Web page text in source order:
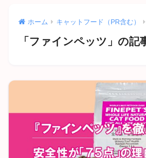
ホーム キャットフード（PR含む）
「ファインペッツ」の記